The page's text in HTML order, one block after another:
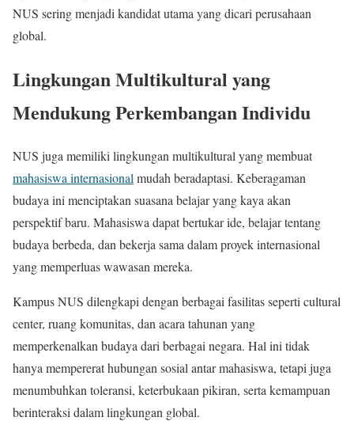
NUS sering menjadi kandidat utama yang dicari perusahaan
global.
Lingkungan Multikultural yang
Mendukung Perkembangan Individu
NUS juga memiliki lingkungan multikultural yang membuat
mahasiswa internasional mudah beradaptasi. Keberagaman
budaya ini menciptakan suasana belajar yang kaya akan
perspektif baru. Mahasiswa dapat bertukar ide, belajar tentang
budaya berbeda, dan bekerja sama dalam proyek internasional
yang memperluas wawasan mereka.
Kampus NUS dilengkapi dengan berbagai fasilitas seperti cultural
center, ruang komunitas, dan acara tahunan yang
memperkenalkan budaya dari berbagai negara. Hal ini tidak
hanya mempererat hubungan sosial antar mahasiswa, tetapi juga
menumbuhkan toleransi, keterbukaan pikiran, serta kemampuan
berinteraksi dalam lingkungan global.